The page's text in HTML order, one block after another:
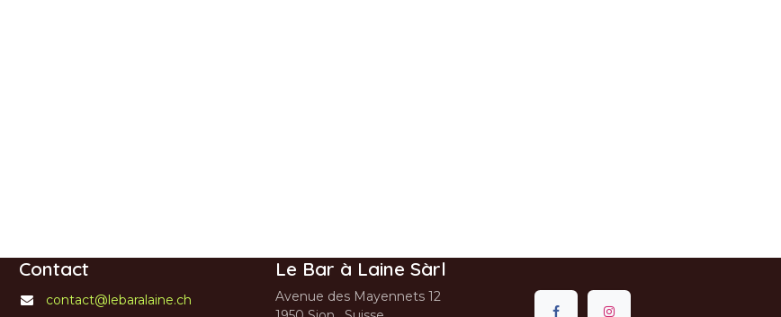
Contact
contact@lebaralaine.ch
Le Bar à Laine Sàrl
Avenue des Mayennets 12